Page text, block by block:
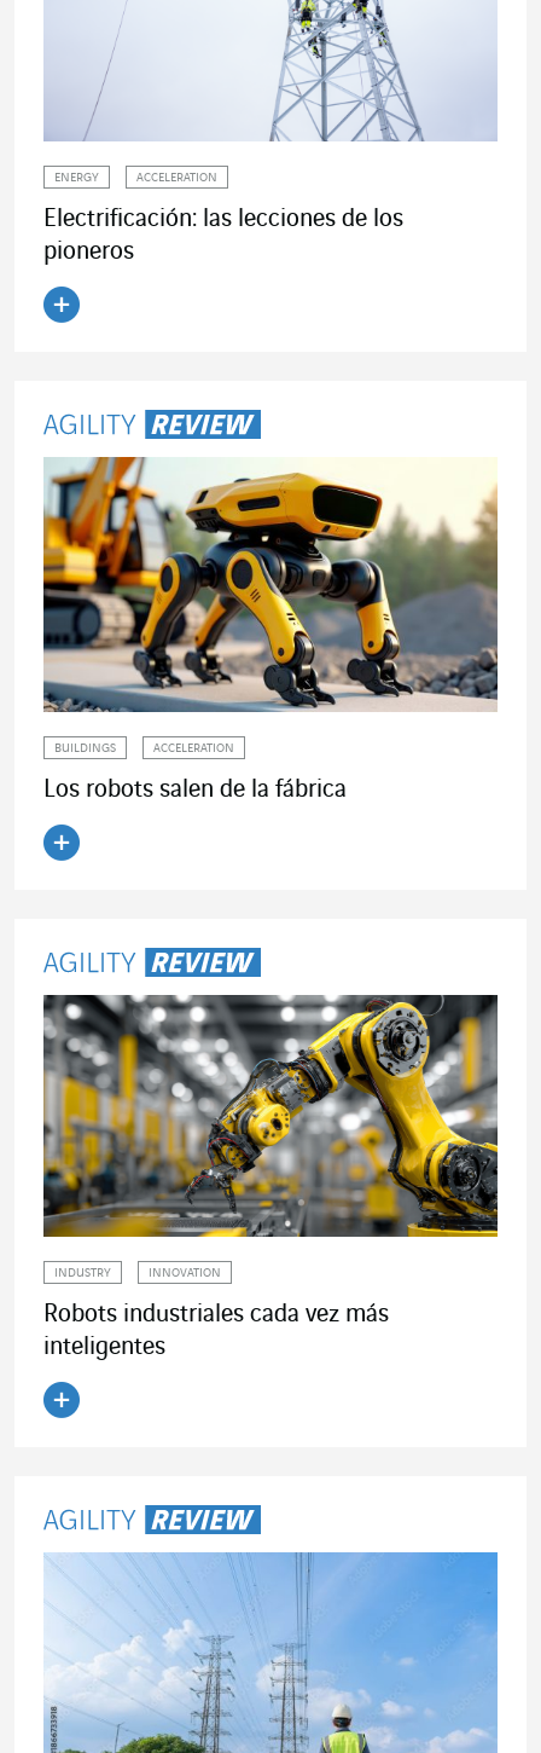
ENERGY ACCELERATION
Electrificación: las lecciones de los
pioneros
BUILDINGS ACCELERATION
Los robots salen de la fábrica
INDUSTRY INNOVATION
Robots industriales cada vez más
inteligentes